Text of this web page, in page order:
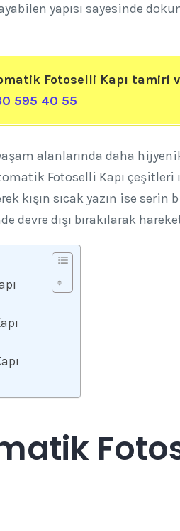
yapısı sayesinde
Fotoselli Kapı
595 40 55
alanlarında daha
Fotoselli Kapı
kışın sıcak yazın ise
devre dışı bırakılarak